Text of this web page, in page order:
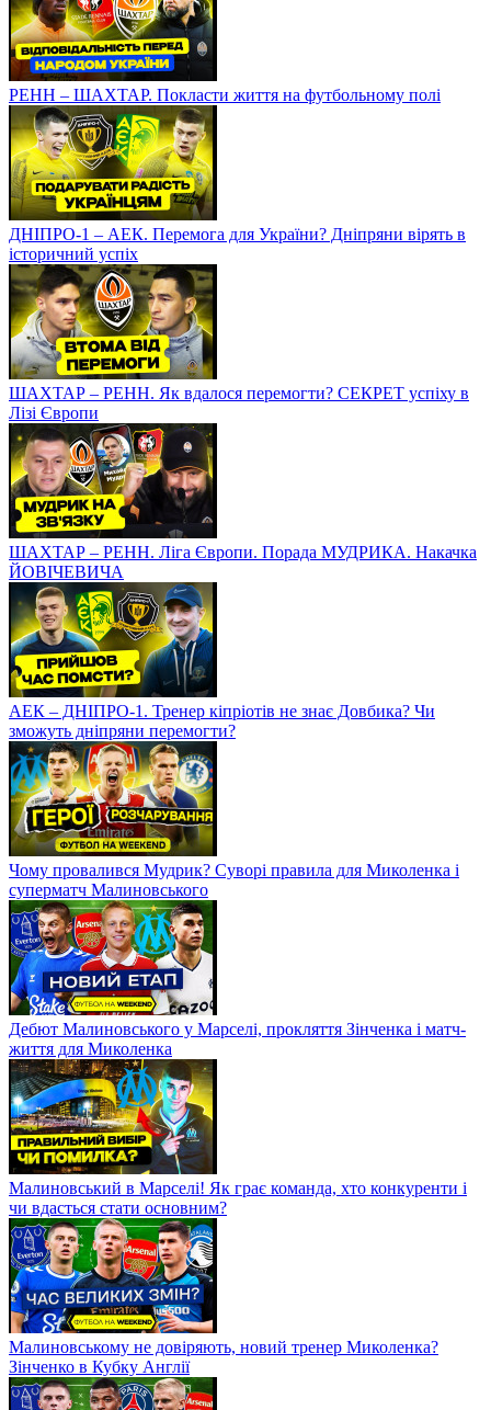
РЕНН – ШАХТАР. Покласти життя на футбольному полі
ДНІПРО-1 – АЕК. Перемога для України? Дніпряни вірять в
історичний успіх
ШАХТАР – РЕНН. Як вдалося перемогти? СЕКРЕТ успіху в
Лізі Європи
ШАХТАР – РЕНН. Ліга Європи. Порада МУДРИКА. Накачка
ЙОВІЧЕВИЧА
АЕК – ДНІПРО-1. Тренер кіпріотів не знає Довбика? Чи
зможуть дніпряни перемогти?
Чому провалився Мудрик? Суворі правила для Миколенка і
суперматч Малиновського
Дебют Малиновського у Марселі, прокляття Зінченка і матч-
життя для Миколенка
Малиновський в Марселі! Як грає команда, хто конкуренти і
чи вдасться стати основним?
Малиновському не довіряють, новий тренер Миколенка?
Зінченко в Кубку Англії